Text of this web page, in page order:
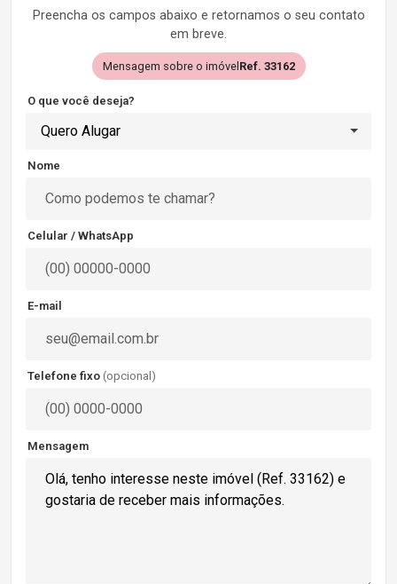
Preencha os campos abaixo e retornamos o seu contato
em breve.
Mensagem sobre o imóvelRef. 33162
O que você deseja?
Quero Alugar
Nome
Celular / WhatsApp
E-mail
Telefone fixo (opcional)
Mensagem